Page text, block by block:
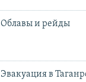
Облавы и рейды
Эвакуация в